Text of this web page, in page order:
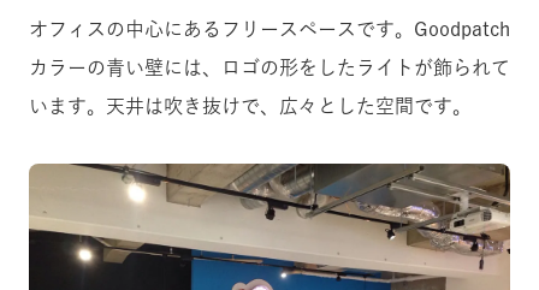
オフィスの中心にあるフリースペースです。Goodpatch
カラーの青い壁には、ロゴの形をしたライトが飾られて
います。天井は吹き抜けで、広々とした空間です。